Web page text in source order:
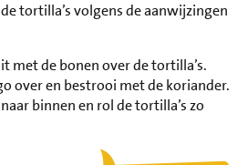
tortilla’s volgens de aanwijzingen
met de bonen over de tortilla’s.
over en bestrooi met de koriander.
binnen en rol de tortilla’s zo